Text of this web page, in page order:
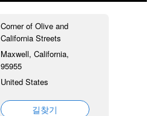
Corner of Olive and
California Streets
Maxwell, California,
95955
United States
길찾기